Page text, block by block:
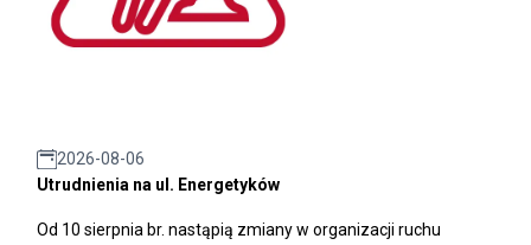
2026-08-06
Utrudnienia na ul. Energetyków
Od 10 sierpnia br. nastąpią zmiany w organizacji ruchu